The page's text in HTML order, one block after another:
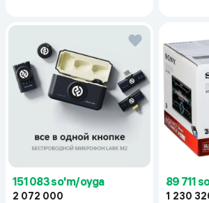
151 083 so'm/oyga
2 072 000
89 711
1 230